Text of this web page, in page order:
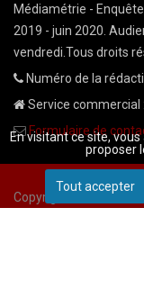
Médiamétrie -
2019 - juin 2020.
vendredi.Tous droits
Numéro de la
Service commercial
Formulaire de
Copyright © 2026
En visitant ce site,
proposer
Tout accepter